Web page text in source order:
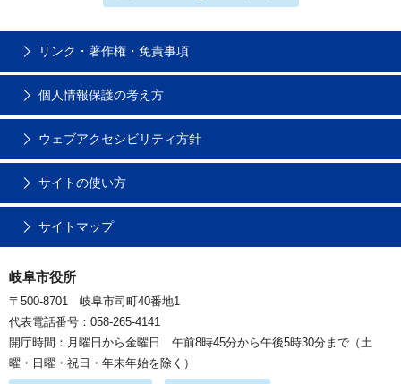
リンク・著作権・免責事項
個人情報保護の考え方
ウェブアクセシビリティ方針
サイトの使い方
サイトマップ
岐阜市役所
〒500-8701 岐阜市司町40番地1
代表電話番号：058-265-4141
開庁時間：月曜日から金曜日 午前8時45分から午後5時30分まで（土
曜・日曜・祝日・年末年始を除く）